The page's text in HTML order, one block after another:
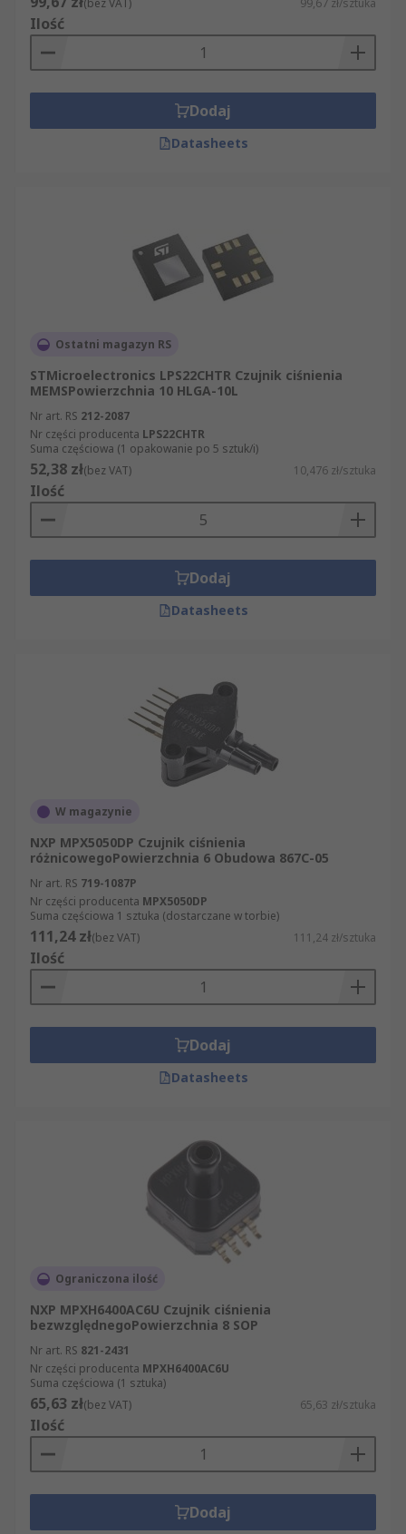
(bez VAT) 99,67 zł/sztuka
Ilość
Dodaj
Datasheets
Ostatni magazyn RS
STMicroelectronics LPS22CHTR Czujnik ciśnienia
MEMSPowierzchnia 10 HLGA-10L
Nr art. RS 212-2087
Nr części producenta LPS22CHTR
Suma częściowa (1 opakowanie po 5 sztuk/i)
52,38 zł(bez VAT) 10,476 zł/sztuka
Ilość
Dodaj
Datasheets
W magazynie
NXP MPX5050DP Czujnik ciśnienia
różnicowegoPowierzchnia 6 Obudowa 867C-05
Nr art. RS 719-1087P
Nr części producenta MPX5050DP
Suma częściowa 1 sztuka (dostarczane w torbie)
111,24 zł(bez VAT) 111,24 zł/sztuka
Ilość
Dodaj
Datasheets
Ograniczona ilość
NXP MPXH6400AC6U Czujnik ciśnienia
bezwzględnegoPowierzchnia 8 SOP
Nr art. RS 821-2431
Nr części producenta MPXH6400AC6U
Suma częściowa (1 sztuka)
65,63 zł(bez VAT) 65,63 zł/sztuka
Ilość
Dodaj